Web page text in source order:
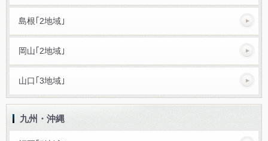
島根｢2地域｣
岡山｢2地域｣
山口｢3地域｣
九州・沖縄